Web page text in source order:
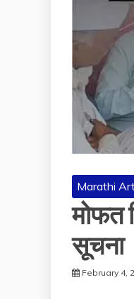
Marathi
मोफत
सूचना
February 4,